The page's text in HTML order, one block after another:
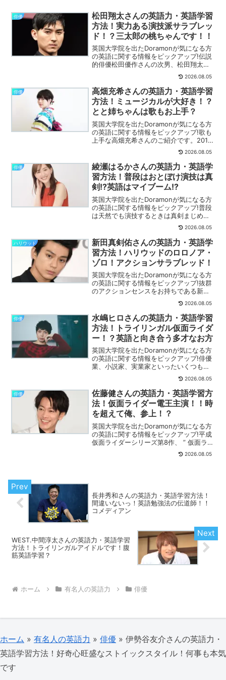
俳優
松田翔太さんの英語力・英語学習
方法！実力ある演技派サラブレッ
ド！？三太郎の桃ちゃんです！！
英国大学院を出たDoramonが気になる方
の英語に関する情報をピックアップ!伝説
的俳優松田優作さんの次男、松田翔太さ
んのご紹介です。詳しく解説します。
2026.08.05
俳優
高畑充希さんの英語力・英語学習
方法！ミュージカルが大好き！？
とと姉ちゃんは歌もお上手？
英国大学院を出たDoramonが気になる方
の英語に関する情報をピックアップ!歌も
上手な高畑充希さんのご紹介です。2014
年チョーヤ梅酒のCMで歌声を披露された
ことが印象的でした。詳しく解説しま
す。
2026.08.05
俳優
綾瀬はるかさんの英語力・英語学
習方法！普段はおとぼけ演技は真
剣!?英語はマイブーム!?
英国大学院を出たDoramonが気になる方
の英語に関する情報をピックアップ!普段
は天然でも演技するときは真剣まじめ
な、綾瀬はるかさんのご紹介です。詳し
2026.08.05
ハリウッド
新田真剣佑さんの英語力・英語学
習方法！ハリウッドのロロノア・
ゾロ！アクションサラブレッド！
英国大学院を出たDoramonが気になる方
の英語に関する情報をピックアップ!抜群
のアクションセンスをお持ちである新田
2026.08.05
俳優
水嶋ヒロさんの英語力・英語学習
方法！トライリンガル仮面ライダ
ー！？英語と向き合う多才なお方
英国大学院を出たDoramonが気になる方
の英語に関する情報をピックアップ!俳優
業、小説家、実業家といったいくつもの
顔を持つ水嶋ヒロさんのご紹介です。詳
2026.08.05
俳優
佐藤健さんの英語力・英語学習方
法！仮面ライダー電王主演！！時
を超えて俺、参上！？
英国大学院を出たDoramonが気になる方
の英語に関する情報をピックアップ!平成
仮面ライダーシリーズ第8作、 ” 仮面ライ
ダー電王 ” で主演を務められた、佐藤健
さんのご紹介です。詳しく解説します。
2026.08.05
長井秀和さんの英語力・英語学習方法！
間違いないっ！英語勉強法の伝道師！！
コメディアン
WEST.中間淳太さんの英語力・英語学習
方法！トライリンガルアイドルです！腹
筋英語学習？
ホーム 有名人の英語力 俳優
ホーム » 有名人の英語力 » 俳優 » 伊勢谷友介さんの英語力・
英語学習方法！好奇心旺盛なストイックスタイル！何事も本気
です